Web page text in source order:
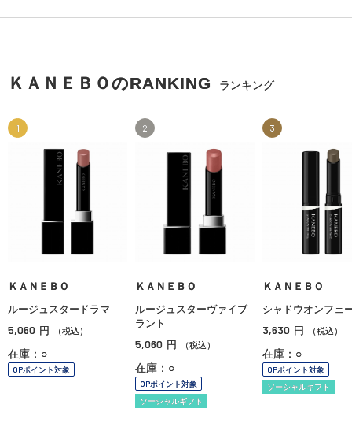
ＫＡＮＥＢＯのRANKING ランキング
1
ＫＡＮＥＢＯ
ルージュスタードラマ
5,060 円 （税込）
在庫：○
OPポイント対象
2
ＫＡＮＥＢＯ
ルージュスターヴァイブ
ラント
5,060 円 （税込）
在庫：○
OPポイント対象
ソーシャルギフト
3
ＫＡＮＥＢＯ
シャドウオンフェ
3,630 円 （税込）
在庫：○
OPポイント対象
ソーシャルギフト